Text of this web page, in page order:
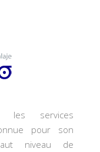
les services
pour son
niveau de